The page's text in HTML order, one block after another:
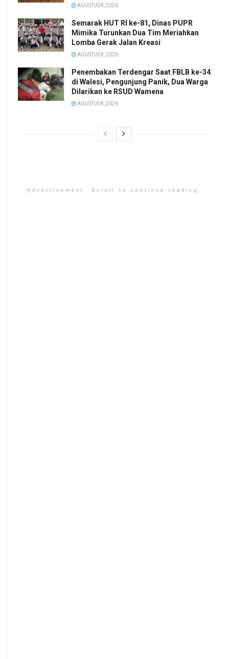
AGUSTUS 8, 2026
Semarak HUT RI ke-81, Dinas PUPR
Mimika Turunkan Dua Tim Meriahkan
Lomba Gerak Jalan Kreasi
AGUSTUS 8, 2026
Penembakan Terdengar Saat FBLB ke-34
di Walesi, Pengunjung Panik, Dua Warga
Dilarikan ke RSUD Wamena
AGUSTUS 8, 2026
Advertisement. Scroll to continue reading.